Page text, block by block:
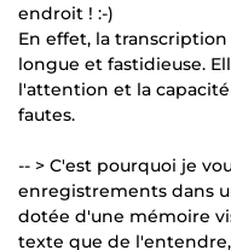
endroit ! :-)
En effet, la
longue et fastidieuse.
l'attention et la
fautes.
-- > C'est pourquoi je
enregistrements dans
dotée d'une mémoire
texte que de